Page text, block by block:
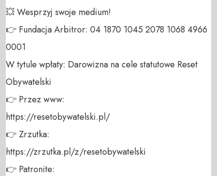
💥 Wesprzyj swoje medium!
👉 Fundacja Arbitror: 04 1870 1045 2078 1068 4966
0001
W tytule wpłaty: Darowizna na cele statutowe Reset
Obywatelski
👉 Przez www:
https://resetobywatelski.pl/
👉 Zrzutka:
https://zrzutka.pl/z/resetobywatelski
👉 Patronite: